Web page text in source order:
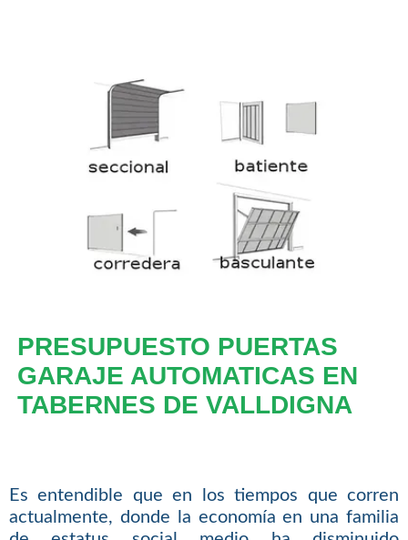
PRESUPUESTO PUERTAS
GARAJE AUTOMATICAS EN
TABERNES DE VALLDIGNA
Es entendible que en los tiempos que corren
actualmente, donde la economía en una familia